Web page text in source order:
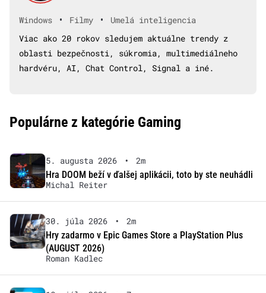
Windows • Filmy •
Umelá inteligencia
Viac ako 20 rokov sledujem aktuálne trendy z
oblasti bezpečnosti, súkromia, multimediálneho
hardvéru, AI, Chat Control, Signal a iné.
Populárne z kategórie Gaming
5. augusta 2026 •
2m
Hra DOOM beží v ďalšej aplikácii, toto by ste neuhádli
Michal Reiter
30. júla 2026 •
2m
Hry zadarmo v Epic Games Store a PlayStation Plus
(AUGUST 2026)
Roman Kadlec